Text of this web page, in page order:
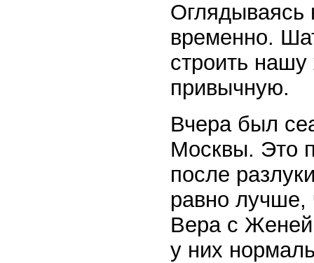
Оглядываясь
временно.
строить
привычную.
Вчера был
Москвы. Это
после
равно
Вера с
у них